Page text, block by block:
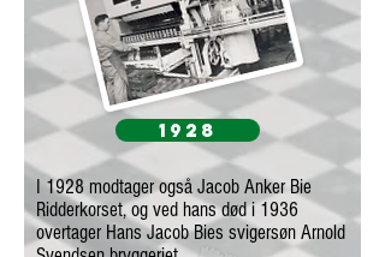
1928
I 1928 modtager også Jacob Anker Bie
Ridderkorset, og ved hans død i 1936
overtager Hans Jacob Bies svigersøn Arnold